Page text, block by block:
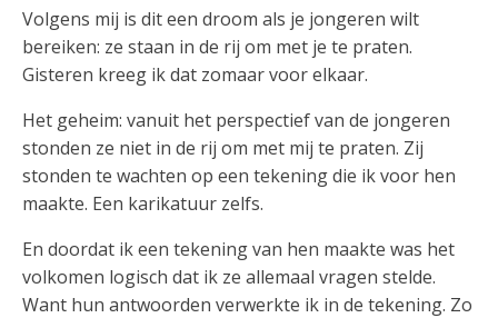
Volgens mij is dit een droom als je jongeren wilt
bereiken: ze staan in de rij om met je te praten.
Gisteren kreeg ik dat zomaar voor elkaar.
Het geheim: vanuit het perspectief van de jongeren
stonden ze niet in de rij om met mij te praten. Zij
stonden te wachten op een tekening die ik voor hen
maakte. Een karikatuur zelfs.
En doordat ik een tekening van hen maakte was het
volkomen logisch dat ik ze allemaal vragen stelde.
Want hun antwoorden verwerkte ik in de tekening. Zo